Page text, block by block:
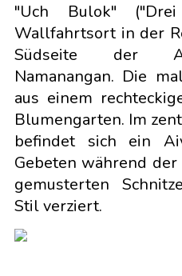
"Uch Bulok"
Wallfahrtsort in der
Südseite der
Namanangan. Die
aus einem
Blumengarten. Im
befindet sich ein
Gebeten während
gemusterten
Stil verziert.